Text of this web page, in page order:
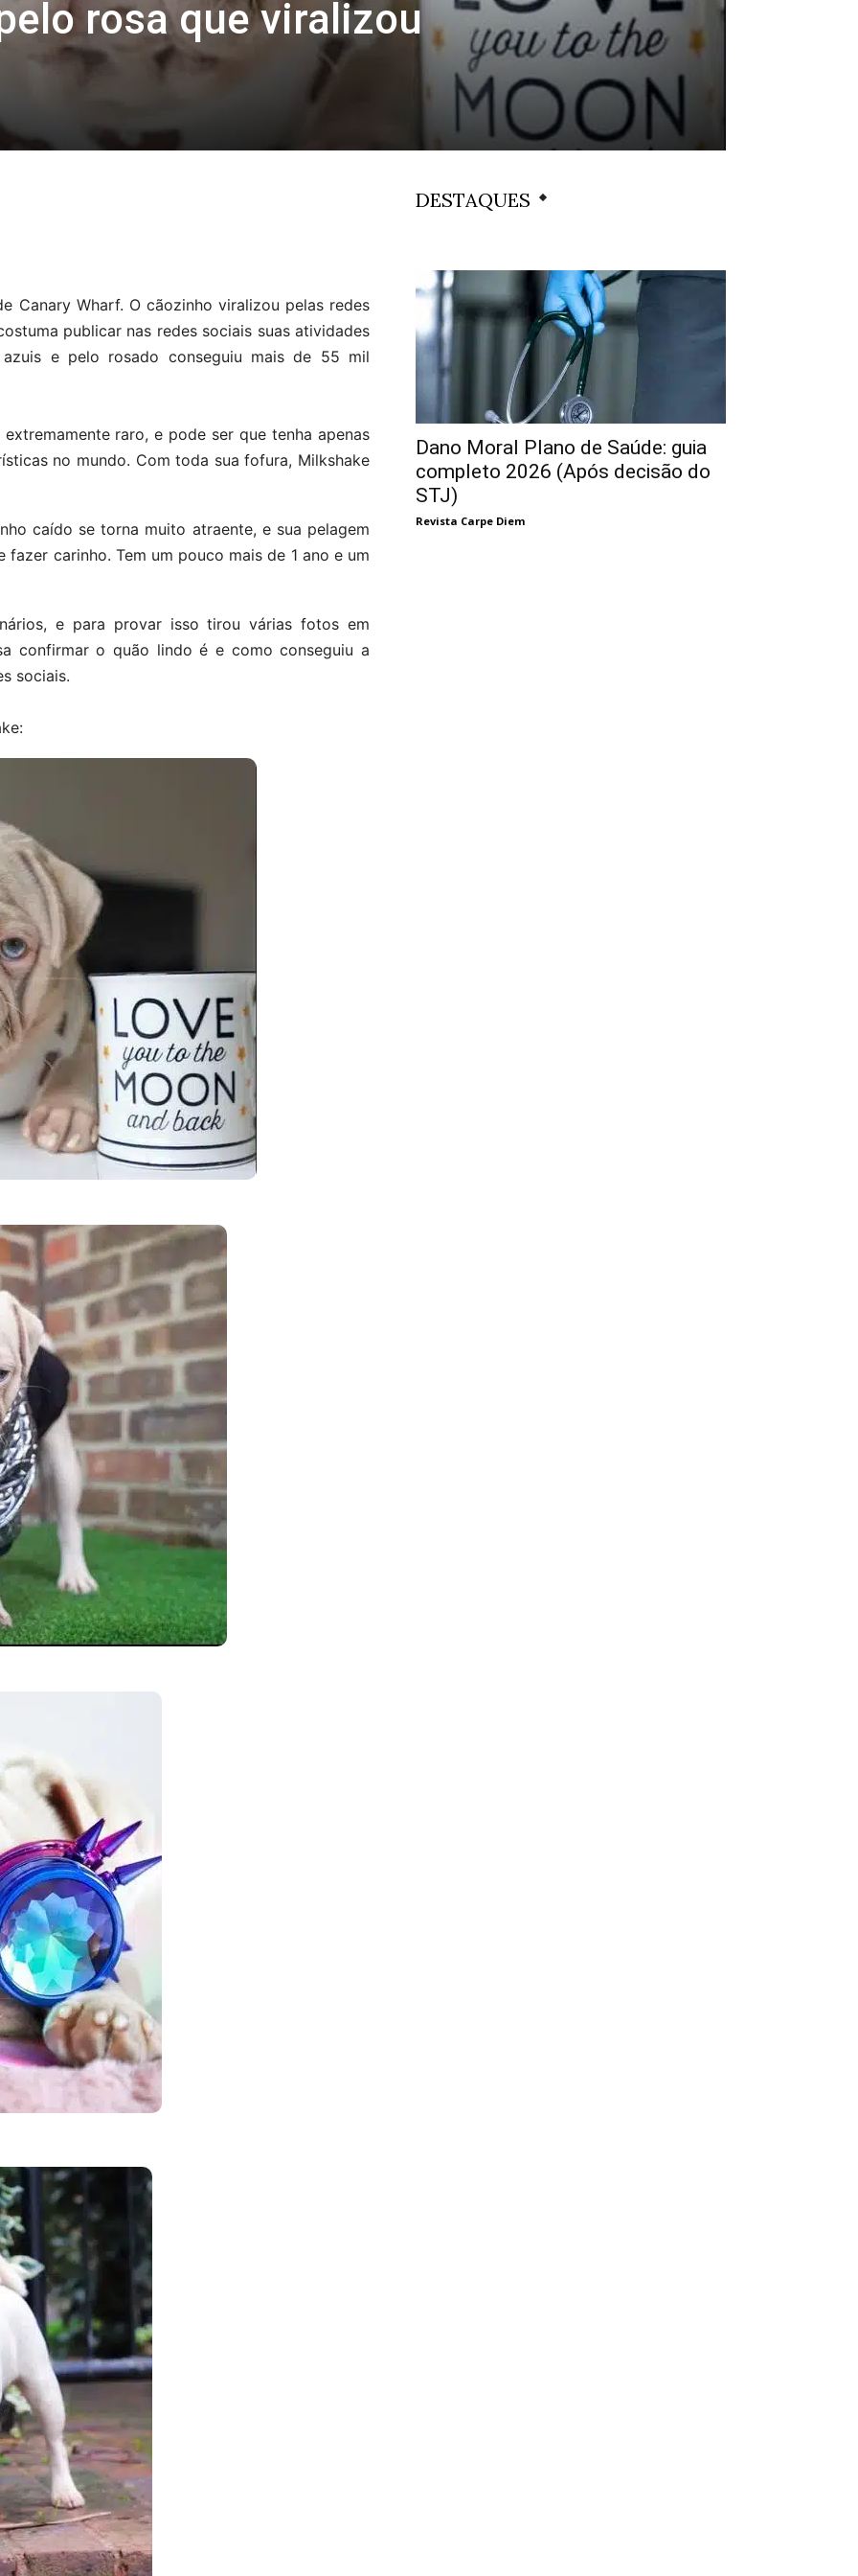
rosa que viralizou
Canary Wharf. O cãozinho viralizou pelas redes
publicar nas redes sociais suas atividades
e pelo rosado conseguiu mais de 55 mil
raro, e pode ser que tenha apenas
no mundo. Com toda sua fofura, Milkshake
caído se torna muito atraente, e sua pelagem
carinho. Tem um pouco mais de 1 ano e um
e para provar isso tirou várias fotos em
confirmar o quão lindo é e como conseguiu a
sociais.
DESTAQUES
Dano Moral Plano de Saúde: guia
completo 2026 (Após decisão do
STJ)
Revista Carpe Diem